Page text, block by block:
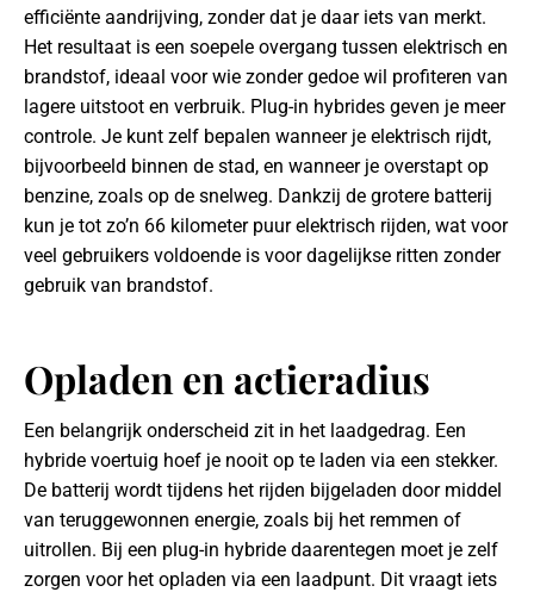
efficiënte aandrijving, zonder dat je daar iets van merkt.
Het resultaat is een soepele overgang tussen elektrisch en
brandstof, ideaal voor wie zonder gedoe wil profiteren van
lagere uitstoot en verbruik. Plug-in hybrides geven je meer
controle. Je kunt zelf bepalen wanneer je elektrisch rijdt,
bijvoorbeeld binnen de stad, en wanneer je overstapt op
benzine, zoals op de snelweg. Dankzij de grotere batterij
kun je tot zo’n 66 kilometer puur elektrisch rijden, wat voor
veel gebruikers voldoende is voor dagelijkse ritten zonder
gebruik van brandstof.
Opladen en actieradius
Een belangrijk onderscheid zit in het laadgedrag. Een
hybride voertuig hoef je nooit op te laden via een stekker.
De batterij wordt tijdens het rijden bijgeladen door middel
van teruggewonnen energie, zoals bij het remmen of
uitrollen. Bij een plug-in hybride daarentegen moet je zelf
zorgen voor het opladen via een laadpunt. Dit vraagt iets